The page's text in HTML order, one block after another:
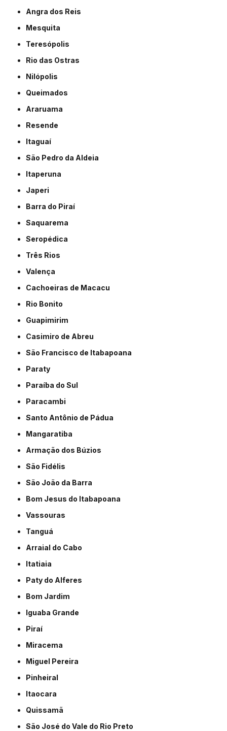
Angra dos Reis
Mesquita
Teresópolis
Rio das Ostras
Nilópolis
Queimados
Araruama
Resende
Itaguaí
São Pedro da Aldeia
Itaperuna
Japeri
Barra do Piraí
Saquarema
Seropédica
Três Rios
Valença
Cachoeiras de Macacu
Rio Bonito
Guapimirim
Casimiro de Abreu
São Francisco de Itabapoana
Paraty
Paraíba do Sul
Paracambi
Santo Antônio de Pádua
Mangaratiba
Armação dos Búzios
São Fidélis
São João da Barra
Bom Jesus do Itabapoana
Vassouras
Tanguá
Arraial do Cabo
Itatiaia
Paty do Alferes
Bom Jardim
Iguaba Grande
Piraí
Miracema
Miguel Pereira
Pinheiral
Itaocara
Quissamã
São José do Vale do Rio Preto